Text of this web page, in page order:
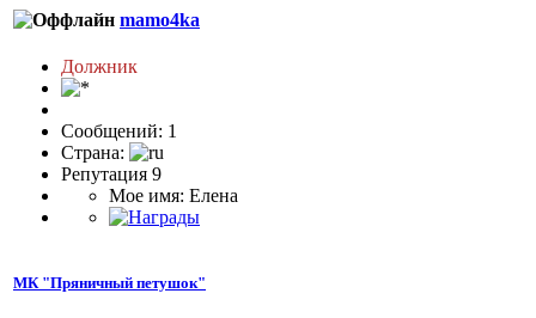
mamo4ka
Должник
Сообщений: 1
Страна:
Репутация 9
Мое имя: Елена
МК "Пряничный петушок"